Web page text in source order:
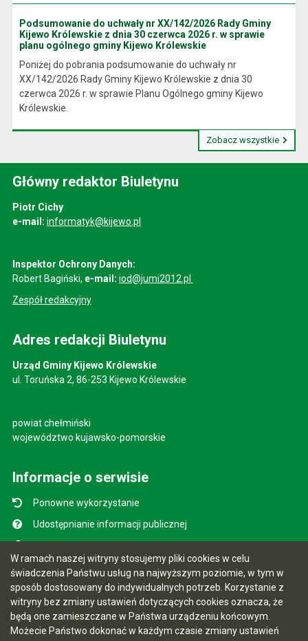
W ramach naszej witryny stosujemy pliki cookies w celu
świadczenia Państwu usług na najwyższym poziomie, w tym w
sposób dostosowany do indywidualnych potrzeb. Korzystanie z
witryny bez zmiany ustawień dotyczących cookies oznacza, że
będą one zamieszczane w Państwa urządzeniu końcowym.
Możecie Państwo dokonać w każdym czasie zmiany ustawień
Podsumowanie do uchwały nr XX/142/2026 Rady Gminy
Kijewo Królewskie z dnia 30 czerwca 2026 r. w sprawie
planu ogólnego gminy Kijewo Królewskie
Poniżej do pobrania podsumowanie do uchwały nr
XX/142/2026 Rady Gminy Kijewo Królewskie z dnia 30
czerwca 2026 r. w sprawie Planu Ogólnego gminy Kijewo
Królewskie.
Zobacz wszystkie
Główny redaktor Biuletynu
Piotr Cichy
e-mail: informatyk@kijewo.pl
Inspektor Ochrony Danych:
Robert Bagiński, e-mail: iod@jumi2012.pl
Zespół redakcyjny
Adres redakcji Biuletynu
Urząd Gminy Kijewo Królewskie
ul. Toruńska 2, 86-253 Kijewo Królewskie
powiat chełmiński
województwo kujawsko-pomorskie
Informacje o serwisie
Ponowne wykorzystanie
Udostępnianie informacji publicznej
Instrukcja obsługi
Statystyki oglądalności
Ostatnio dodane
Ostatnia aktualizacja BIP: 28.07.2026 18:15